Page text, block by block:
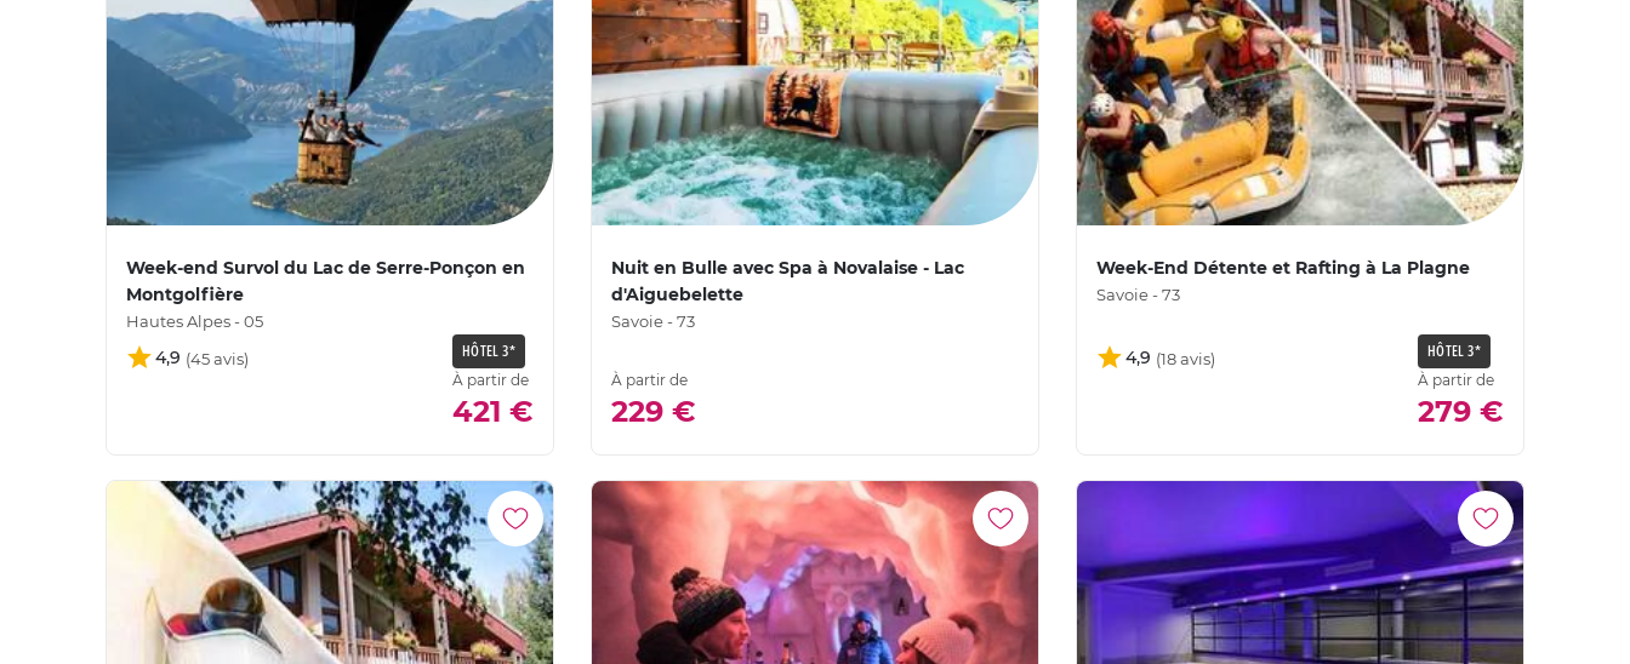
Week-end Survol du Lac de Serre-Ponçon en
Montgolfière
Hautes Alpes - 05
4,9 HÔTEL 3*
À partir de
421 €
Nuit en Bulle avec Spa à Novalaise - Lac
d'Aiguebelette
Savoie - 73
À partir de
229 €
Week-End Détente et Rafting à La Plagne
Savoie - 73
4,9 HÔTEL 3*
À partir de
279 €